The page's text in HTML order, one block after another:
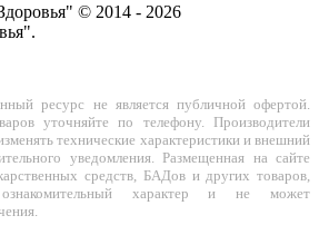
© 2014 - 2026
ресурс не является публичной офертой.
уточняйте по телефону. Производители
технические характеристики и внешний
уведомления. Размещенная на сайте
средств, БАДов и других товаров,
характер и не может